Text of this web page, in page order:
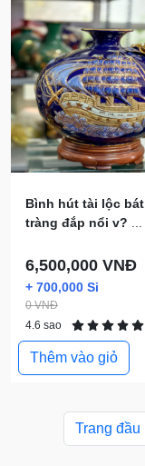
Bình hút tài lộc bát
tràng đắp nổi v?
6,500,000 VNĐ
+ 700,000 Si
0 VNĐ
4.6 sao
Thêm vào giỏ
Trang đầu